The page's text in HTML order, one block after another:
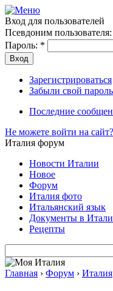
Вход для пользователей
Псевдоним пользователя:
Пароль: *
Зарегистрироваться
Забыли свой
Последние
Не можете войти на сайт?
Италия форум
Новости Италии
Новое
Форум
Италия фото
Итальянский язык
Документы в
Рецепты
Главная › Форум › Италия